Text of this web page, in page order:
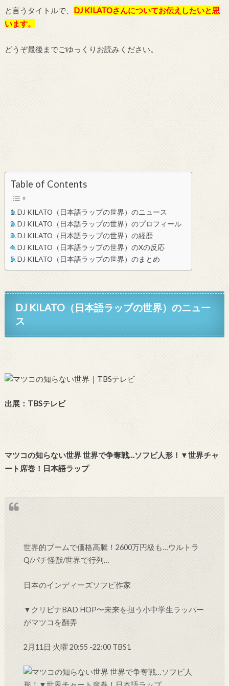
と言うタイトルで、 DJ KILATOさんについてお伝えしたいと思
います。
どうぞ最後までごゆっくりお読みください。
Table of Contents
DJ KILATO（日本語ラップの世界）のニュース
DJ KILATO（日本語ラップの世界）のプロフィール
DJ KILATO（日本語ラップの世界）の経歴
DJ KILATO（日本語ラップの世界）のXの反応
DJ KILATO（日本語ラップの世界）のまとめ
DJ KILATO（日本語ラップの世界）のニュー
ス
出展：TBSテレビ
マツコの知らない世界 世界で争奪戦…ソフビ人形！▼世界チャ
ート席巻！日本語ラップ
世界的ブームで価格高騰！2600万円級も…ウルトラ
Q/パチ怪獣/世界で行列…
日本のインディーズソフビ作家
▼クリピナBAD HOP〜未来を担う小中学生ラッパー
がマツコを翻弄
2月11日 火曜 20:55 -22:00 TBS1